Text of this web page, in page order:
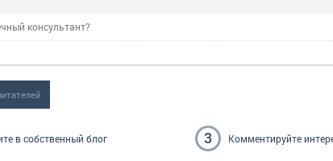
консультант?
в собственный блог 3 Комментируйте